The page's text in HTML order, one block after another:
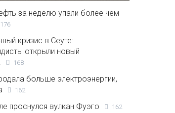
за неделю упали более чем
176
кризис в Сеуте:
открыли новый
168
больше электроэнергии,
162
проснулся вулкан Фуэго 162